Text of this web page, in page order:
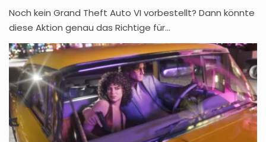
Noch kein Grand Theft Auto VI vorbestellt? Dann könnte
diese Aktion genau das Richtige für…